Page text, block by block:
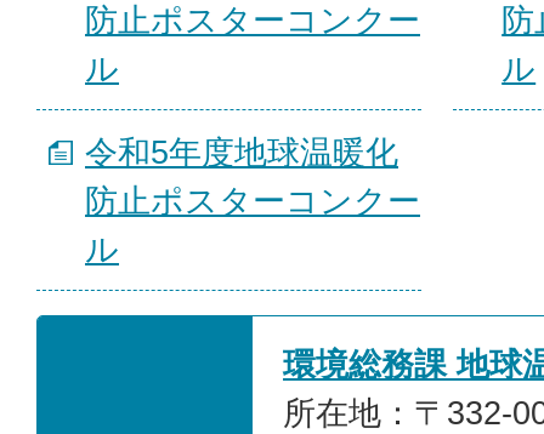
防止ポスターコンクー
ル
ル
令和5年度地球温暖化
防止ポスターコンクー
ル
環境総務課 地球
所在地：〒332-